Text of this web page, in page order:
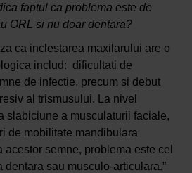
faptul ca problema este de
ORL si nu doar dentara?
ca inclestarea maxilarului are o
includ: dificultati de
de infectie, precum si debut
al trismusului. La nivel
slabiciune a musculaturii faciale,
de mobilitate mandibulara
semne, problema este cel
dentara sau musculo-articulara.”